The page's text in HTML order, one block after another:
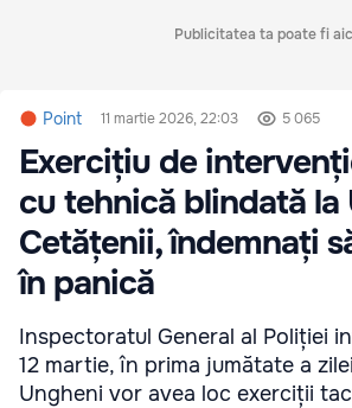
Publicitatea ta poate fi
Point 11 martie 2026, 22:03 5 065
Exercițiu de
cu tehnică blindată la
Cetățenii, îndemnați
în panică
Inspectoratul General al Poliției
12 martie, în prima jumătate a
Ungheni vor avea loc exerciții